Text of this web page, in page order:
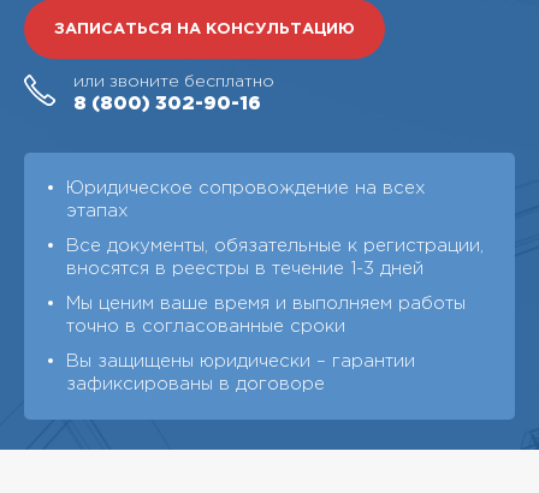
ЗАПИСАТЬСЯ НА КОНСУЛЬТАЦИЮ
или звоните бесплатно
8 (800) 302-90-16
Юридическое сопровождение на всех
этапах
Все документы, обязательные к регистрации,
вносятся в реестры в течение 1-3 дней
Мы ценим ваше время и выполняем работы
точно в согласованные сроки
Вы защищены юридически – гарантии
зафиксированы в договоре